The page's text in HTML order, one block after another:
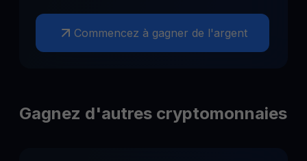
Commencez à gagner de l'argent
Gagnez d'autres cryptomonnaies